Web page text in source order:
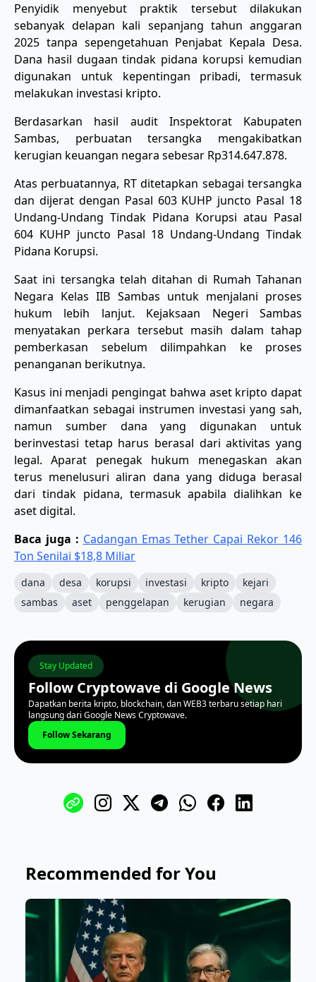
Penyidik menyebut praktik tersebut dilakukan
sebanyak delapan kali sepanjang tahun anggaran
2025 tanpa sepengetahuan Penjabat Kepala Desa.
Dana hasil dugaan tindak pidana korupsi kemudian
digunakan untuk kepentingan pribadi, termasuk
melakukan investasi kripto.
Berdasarkan hasil audit Inspektorat Kabupaten
Sambas, perbuatan tersangka mengakibatkan
kerugian keuangan negara sebesar Rp314.647.878.
Atas perbuatannya, RT ditetapkan sebagai tersangka
dan dijerat dengan Pasal 603 KUHP juncto Pasal 18
Undang-Undang Tindak Pidana Korupsi atau Pasal
604 KUHP juncto Pasal 18 Undang-Undang Tindak
Pidana Korupsi.
Saat ini tersangka telah ditahan di Rumah Tahanan
Negara Kelas IIB Sambas untuk menjalani proses
hukum lebih lanjut. Kejaksaan Negeri Sambas
menyatakan perkara tersebut masih dalam tahap
pemberkasan sebelum dilimpahkan ke proses
penanganan berikutnya.
Kasus ini menjadi pengingat bahwa aset kripto dapat
dimanfaatkan sebagai instrumen investasi yang sah,
namun sumber dana yang digunakan untuk
berinvestasi tetap harus berasal dari aktivitas yang
legal. Aparat penegak hukum menegaskan akan
terus menelusuri aliran dana yang diduga berasal
dari tindak pidana, termasuk apabila dialihkan ke
aset digital.
Baca juga : Cadangan Emas Tether Capai Rekor 146
Ton Senilai $18,8 Miliar
dana desa korupsi investasi kripto
kejari
sambas
aset penggelapan kerugian negara
Stay Updated
Follow Cryptowave di Google News
Dapatkan berita kripto, blockchain, dan WEB3 terbaru setiap hari
langsung dari Google News Cryptowave.
Follow Sekarang
Recommended for You